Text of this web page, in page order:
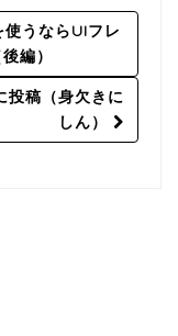
うならUIフレ
編）
投稿（身欠きに
しん）